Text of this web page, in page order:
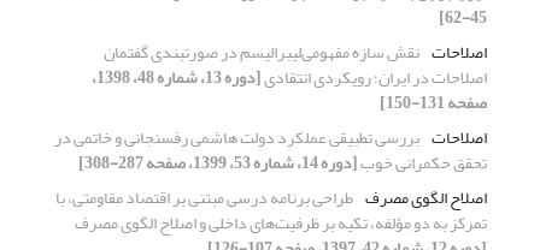
45-62]
اصلاحات نقش سازه مفهومی‌لیبرالیسم در صورتبندی گفتمان
اصلاحات در ایران؛ رویکردی انتقادی [دوره 13، شماره 48، 1398،
صفحه 131-150]
اصلاحات بررسی تطبیقی عملکرد دولت هاشمی رفسنجانی و خاتمی در
تحقق حکمرانی خوب[دوره 14، شماره 53، 1399، صفحه 287-308]
اصلاح الگوی مصرف طراحی برنامه درسی مبتنی بر اقتصاد مقاومتی، با
تمرکز به دو مؤلفه، تکیه بر ظرفیت‌های داخلی و اصلاح الگوی مصرف